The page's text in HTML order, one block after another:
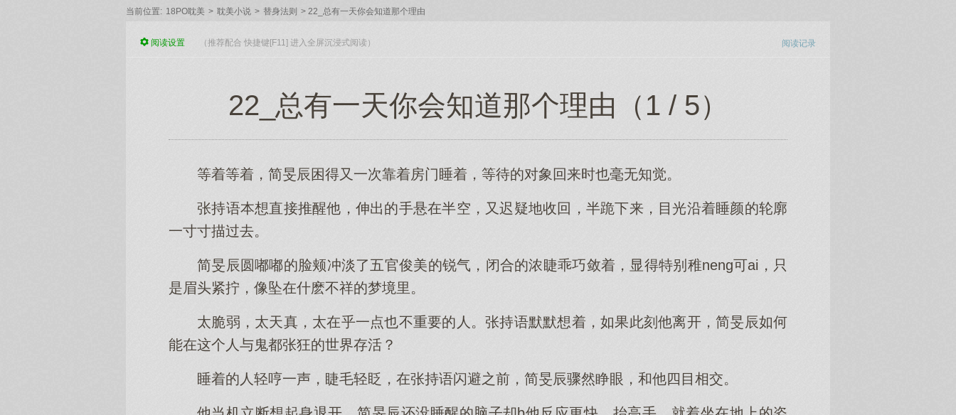
当前位置: 18PO耽美 > 耽美小说 > 替身法则 > 22_总有一天你会知道那个理由
阅读记录
阅读设置 （推荐配合 快捷键[F11] 进入全屏沉浸式阅读）
22_总有一天你会知道那个理由（1 / 5）
等着等着，简旻辰困得又一次靠着房门睡着，等待的对象回来时也毫无知觉。
张持语本想直接推醒他，伸出的手悬在半空，又迟疑地收回，半跪下来，目光沿着睡颜的轮廓
一寸寸描过去。
简旻辰圆嘟嘟的脸颊冲淡了五官俊美的锐气，闭合的浓睫乖巧敛着，显得特别稚neng可ai，只
是眉头紧拧，像坠在什麽不祥的梦境里。
太脆弱，太天真，太在乎一点也不重要的人。张持语默默想着，如果此刻他离开，简旻辰如何
能在这个人与鬼都张狂的世界存活？
睡着的人轻哼一声，睫毛轻眨，在张持语闪避之前，简旻辰骤然睁眼，和他四目相交。